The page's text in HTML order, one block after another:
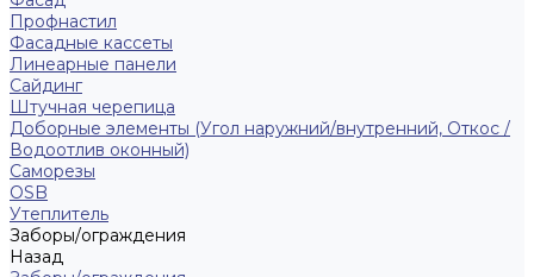
Профнастил
Фасадные кассеты
Линеарные панели
Сайдинг
Штучная черепица
Доборные элементы (Угол наружний/внутренний, Откос /
Водоотлив оконный)
Саморезы
OSB
Утеплитель
Заборы/ограждения
Назад